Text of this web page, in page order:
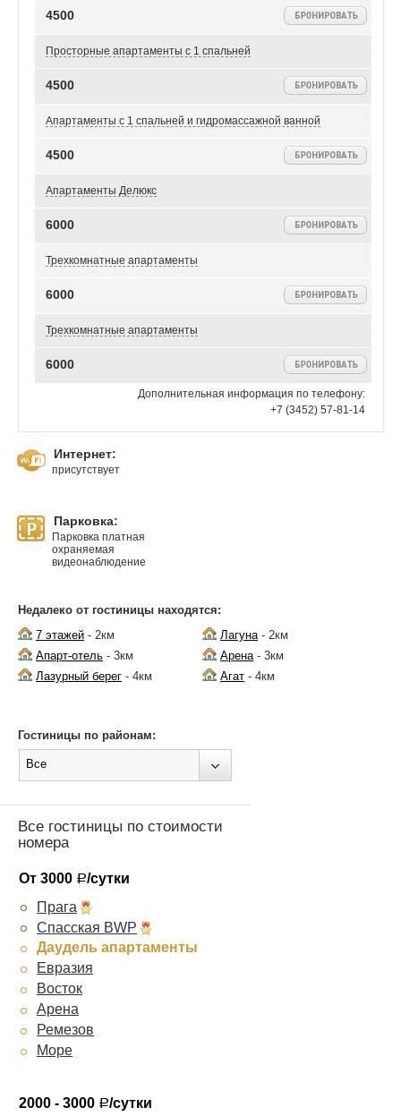
4500
Просторные апартаменты с 1 спальней
4500
Апартаменты с 1 спальней и гидромассажной ванной
4500
Апартаменты Делюкс
6000
Трехкомнатные апартаменты
6000
Трехкомнатные апартаменты
6000
Дополнительная информация по телефону:
+7 (3452) 57-81-14
Интернет:
присутствует
Парковка:
Парковка платная
охраняемая
видеонаблюдение
Недалеко от гостиницы находятся:
7 этажей - 2км Лагуна- 2км
Апарт-отель - 3км Арена- 3км
Лазурный берег - 4км Агат - 4км
Гостиницы по районам:
Все
Все гостиницы по стоимости
номера
От 3000 Р/сутки
Прага
Спасская BWP
Даудель апартаменты
Евразия
Восток
Арена
Ремезов
Море
2000 - 3000 Р/сутки